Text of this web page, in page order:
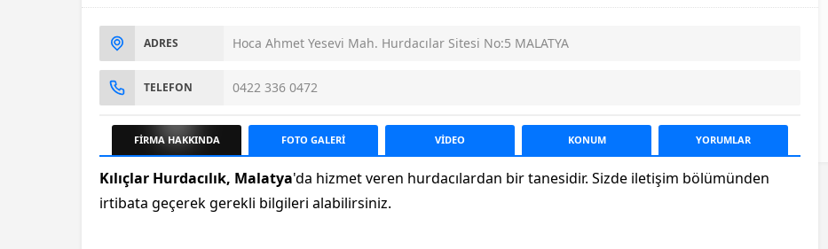
ADRES Hoca Ahmet Yesevi Mah. Hurdacılar Sitesi No:5 MALATYA
TELEFON 0422 336 0472
FİRMA HAKKINDA FOTO GALERİ VİDEO KONUM YORUMLAR
Kılıçlar Hurdacılık, Malatya'da hizmet veren hurdacılardan bir tanesidir. Sizde iletişim bölümünden
irtibata geçerek gerekli bilgileri alabilirsiniz.